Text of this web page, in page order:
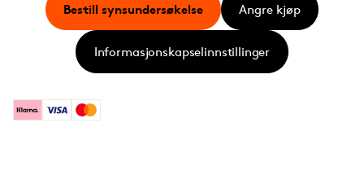
KlarnaVisa Mastercard
Bestill synsundersøkelse Angre kjøp
Informasjonskapselinnstillinger